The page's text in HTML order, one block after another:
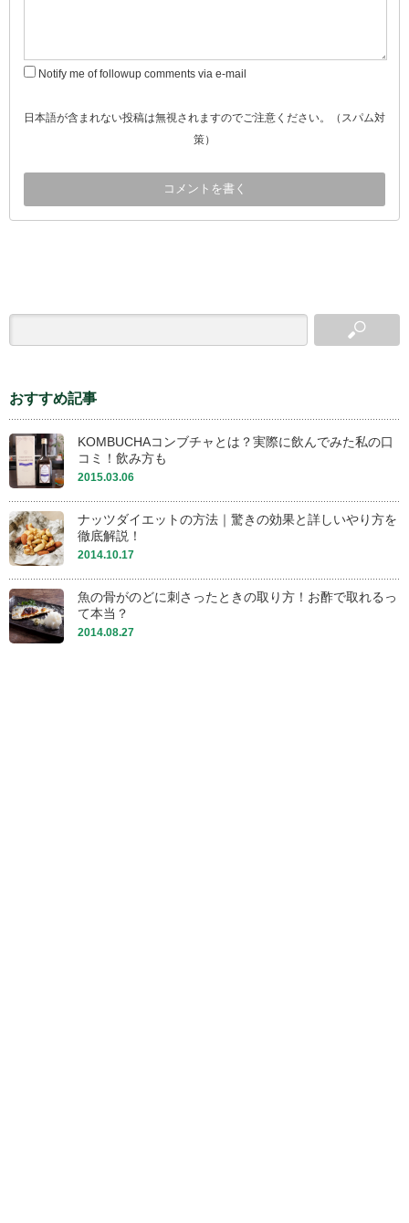
Notify me of followup comments via e-mail
日本語が含まれない投稿は無視されますのでご注意ください。（スパム対
策）
おすすめ記事
KOMBUCHAコンブチャとは？実際に飲んでみた私の口
コミ！飲み方も
2015.03.06
ナッツダイエットの方法｜驚きの効果と詳しいやり方を
徹底解説！
2014.10.17
魚の骨がのどに刺さったときの取り方！お酢で取れるっ
て本当？
2014.08.27